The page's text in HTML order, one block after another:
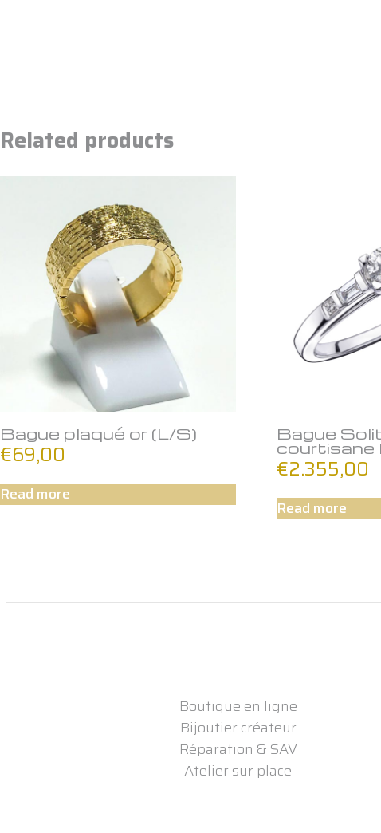
Related products
Bague plaqué or (L/S)
€69,00
Read more
Bague
courtisane
€2.355,00
Read more
Boutique en ligne
Bijoutier créateur
Réparation & SAV
Atelier sur place